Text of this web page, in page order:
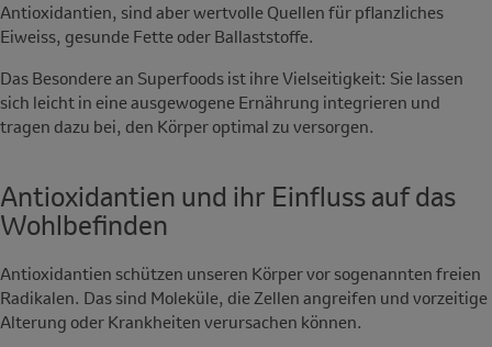
Antioxidantien, sind aber wertvolle Quellen für pflanzliches
Eiweiss, gesunde Fette oder Ballaststoffe.
Das Besondere an Superfoods ist ihre Vielseitigkeit: Sie lassen
sich leicht in eine ausgewogene Ernährung integrieren und
tragen dazu bei, den Körper optimal zu versorgen.
Antioxidantien und ihr Einfluss auf das
Wohlbefinden
Antioxidantien schützen unseren Körper vor sogenannten freien
Radikalen. Das sind Moleküle, die Zellen angreifen und vorzeitige
Alterung oder Krankheiten verursachen können.